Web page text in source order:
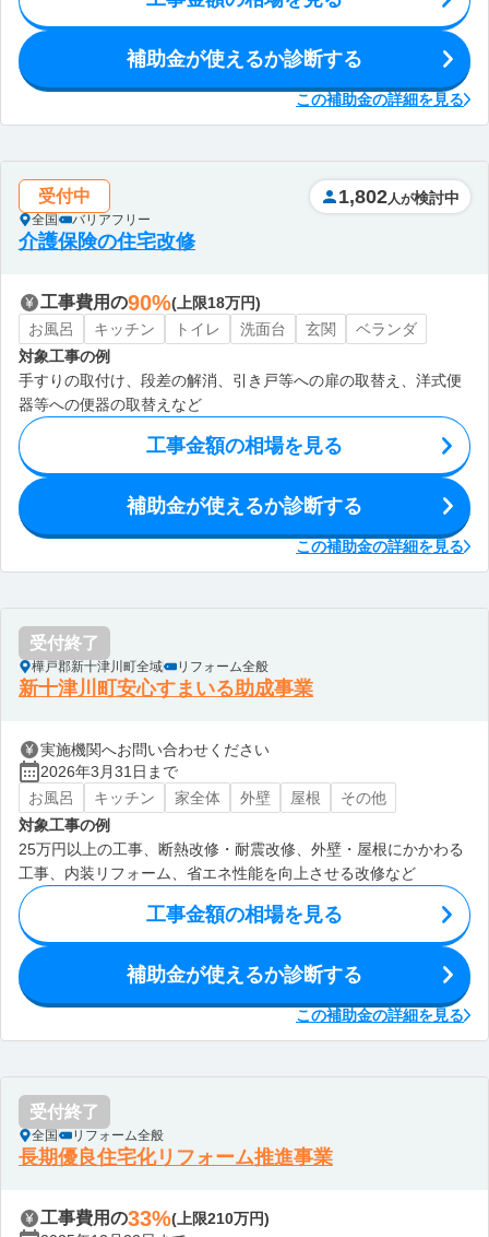
補助金が使えるか診断する
この補助金の詳細を見る
受付中
全国 バリアフリー
1,802 人が検討中
介護保険の住宅改修
工事費用の90%(上限18万円)
お風呂
キッチン トイレ 洗面台 玄関
ベランダ
対象工事の例
手すりの取付け、段差の解消、引き戸等への扉の取替え、洋式便
器等への便器の取替えなど
工事金額の相場を見る
補助金が使えるか診断する
この補助金の詳細を見る
受付終了
樺戸郡新十津川町全域 リフォーム全般
新十津川町安心すまいる助成事業
実施機関へお問い合わせください
2026年3月31日まで
お風呂
キッチン 家全体 外壁 屋根
その他
対象工事の例
25万円以上の工事、断熱改修・耐震改修、外壁・屋根にかかわる
工事、内装リフォーム、省エネ性能を向上させる改修など
工事金額の相場を見る
補助金が使えるか診断する
この補助金の詳細を見る
受付終了
全国 リフォーム全般
長期優良住宅化リフォーム推進事業
工事費用の33%(上限210万円)